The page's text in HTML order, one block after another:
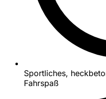
Sportliches,
Fahrspaß